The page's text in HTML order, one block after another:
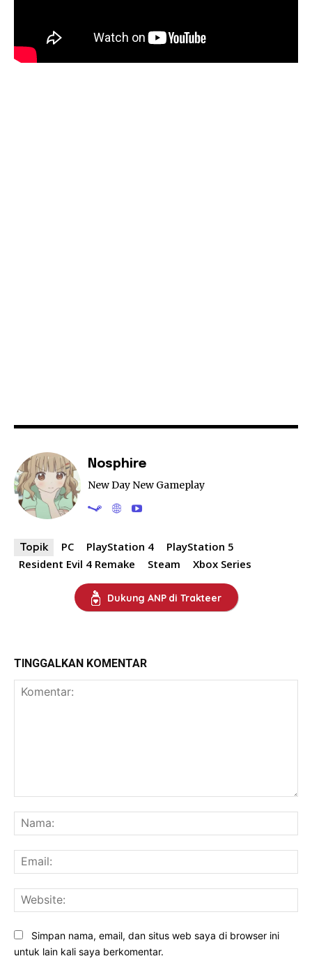
Nosphire
New Day New Gameplay
Topik PC PlayStation 4
PlayStation 5
Resident Evil 4 Remake
Steam Xbox Series
Dukung ANP di Trakteer
TINGGALKAN KOMENTAR
Simpan nama, email, dan situs web saya di browser ini
untuk lain kali saya berkomentar.